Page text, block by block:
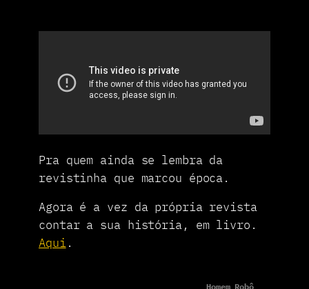
Pra quem ainda se lembra da
revistinha que marcou época.
Agora é a vez da própria revista
contar a sua história, em livro.
Aqui.
Homem Robô